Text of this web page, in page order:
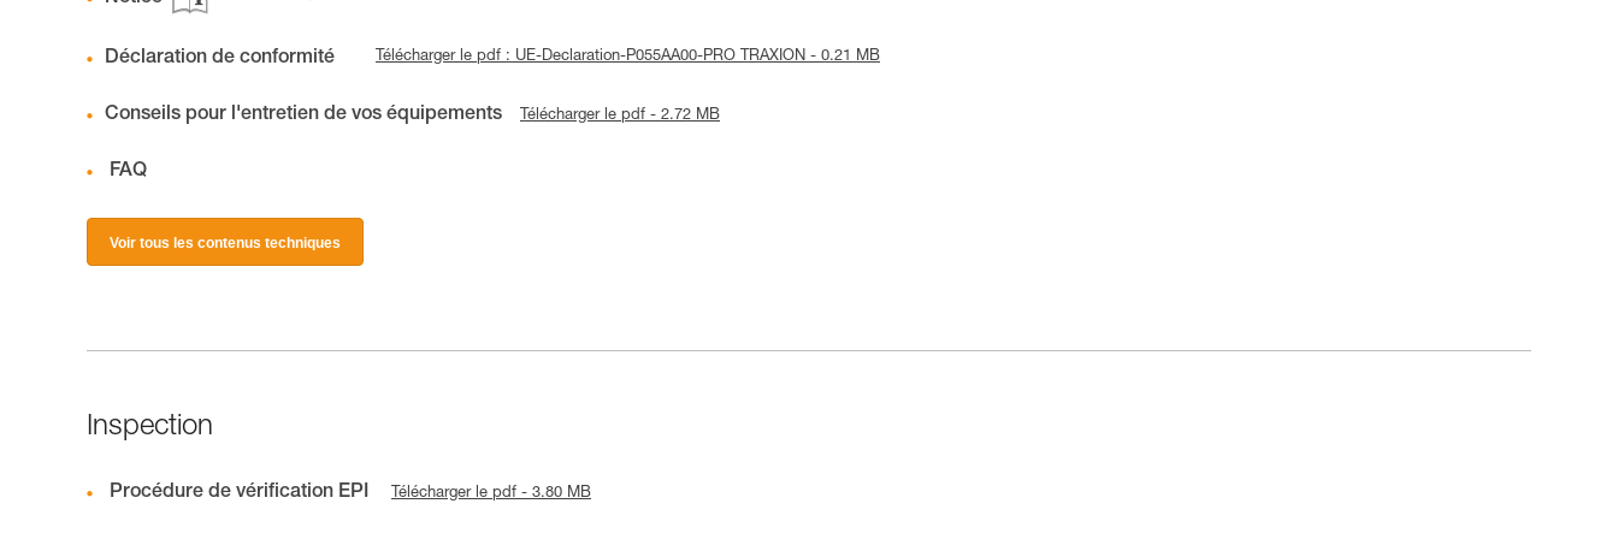
Déclaration de conformité Télécharger le pdf : UE-Declaration-P055AA00-PRO TRAXION - 0.21 MB
Conseils pour l'entretien de vos équipements Télécharger le pdf - 2.72 MB
FAQ
Voir tous les contenus techniques
Inspection
Procédure de vérification EPI Télécharger le pdf - 3.80 MB